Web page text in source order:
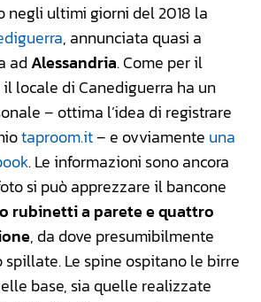
negli ultimi giorni del 2018 la
, annunciata quasi a
adAlessandria. Come per il
il locale di Canediguerra ha un
– ottima l’idea di registrare
taproom.it– e ovviamente una
. Le informazioni sono ancora
si può apprezzare il bancone
rubinetti a parete e quattro
, da dove presumibilmente
spillate. Le spine ospitano le birre
base, sia quelle realizzate